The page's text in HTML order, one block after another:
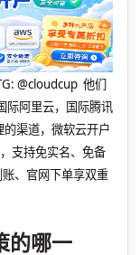
@cloudcup 他们
际阿里云，国际腾讯
渠道，微软云开户
支持免实名、免备
、官网下单享双重
的哪一